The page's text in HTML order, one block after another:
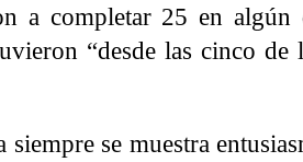
a completar 25 en algún
“desde las cinco de
se muestra